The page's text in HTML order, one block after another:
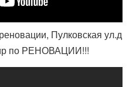
Пулковская ул.д
по РЕНОВАЦИИ!!!